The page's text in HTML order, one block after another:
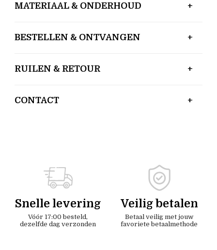
MATERIAAL & ONDERHOUD
BESTELLEN & ONTVANGEN
RUILEN & RETOUR
CONTACT
Snelle levering
Vóór 17:00 besteld,
dezelfde dag verzonden
Veilig betalen
Betaal veilig met jouw
favoriete betaalmethode